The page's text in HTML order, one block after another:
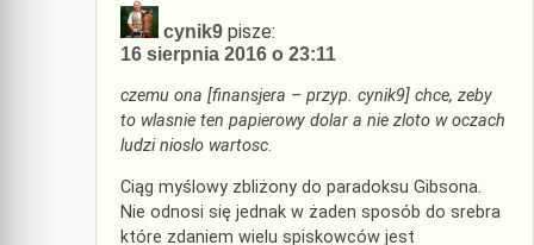
cynik9 pisze:
16 sierpnia 2016 o 23:11
czemu ona [finansjera – przyp. cynik9] chce, zeby
to wlasnie ten papierowy dolar a nie zloto w oczach
ludzi nioslo wartosc.
Ciąg myślowy zbliżony do paradoksu Gibsona.
Nie odnosi się jednak w żaden sposób do srebra
które zdaniem wielu spiskowców jest